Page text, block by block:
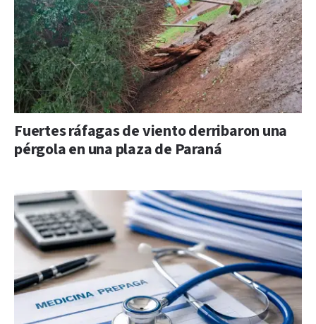
Fuertes ráfagas de viento derribaron una
pérgola en una plaza de Paraná